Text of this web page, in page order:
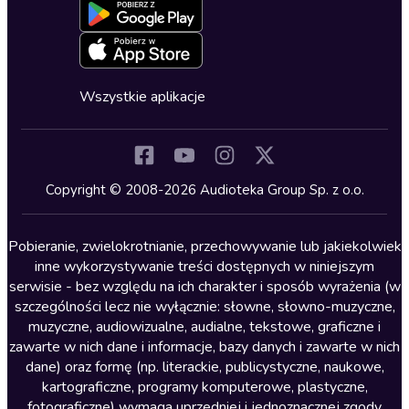
Kryminały
Lektury szkolne
Literatura anglojęzyczna
Literatura faktu
Literatura obyczajowa
Literatura piękna obca
Literatura piękna polska
Nagrania relaksacyjne
Deklaracja dostępności
Oferta dla firm i bibliotek
Blog
Zapowiedzi
Cykle audiobooków
Wszystkie aplikacje
Copyright © 2008-2026 Audioteka Group Sp. z o.o.
Pobieranie, zwielokrotnianie, przechowywanie lub jakiekolwiek
inne wykorzystywanie treści dostępnych w niniejszym
serwisie - bez względu na ich charakter i sposób wyrażenia (w
szczególności lecz nie wyłącznie: słowne, słowno-muzyczne,
muzyczne, audiowizualne, audialne, tekstowe, graficzne i
zawarte w nich dane i informacje, bazy danych i zawarte w nich
dane) oraz formę (np. literackie, publicystyczne, naukowe,
kartograficzne, programy komputerowe, plastyczne,